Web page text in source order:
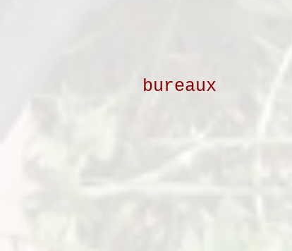
bureaux